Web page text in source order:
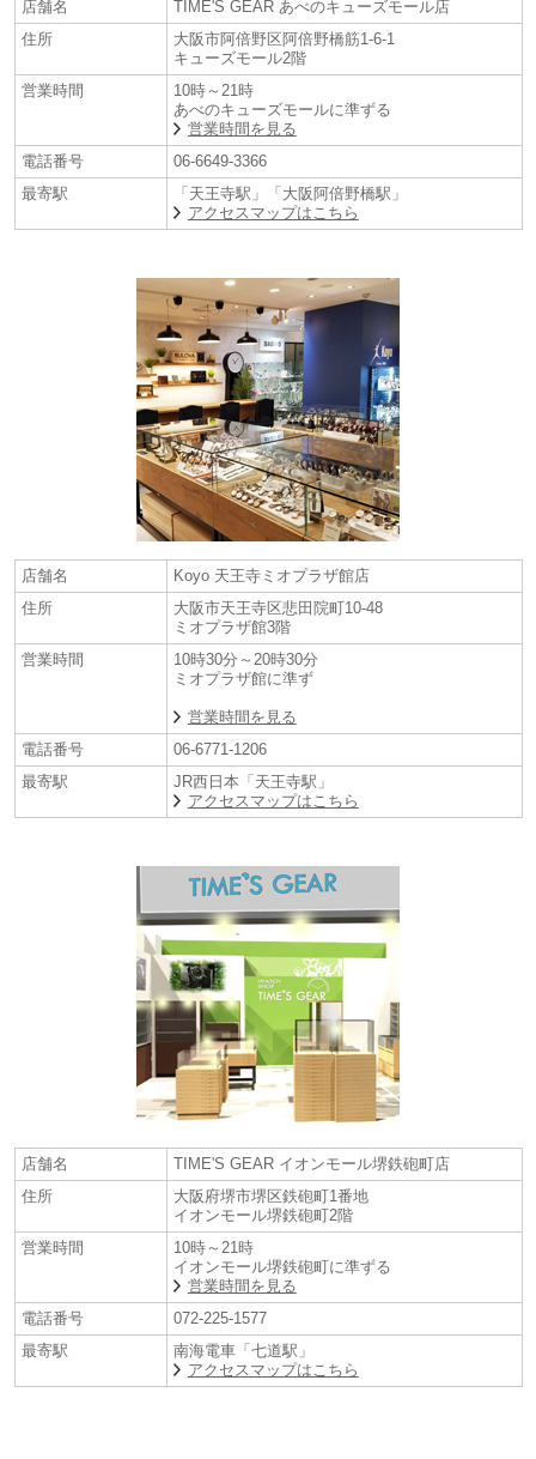
セイコーがグローバルに展開する主力コレクションを豊富に取り揃えた
店舗です。
セイコーグローバルブランド コアショップでのみ購入いただくことので
きる製品もあり、より充実した品揃えと豊富な製品知識をもつ店舗で
【LUKIA(ルキア)】
1995年に誕生し、今日まで女性のニーズをとらえたブランドとして、30
代の働く女性を中心に多くの方から支持されてきました。最先端技術に
よる高機能を搭載しながら、時代に合った心地よいデザインで、スマー
トに、前向きに、自分らしく毎日を送る女性の手元を彩り、その輝きを
最大限に引き出します。ブランド名“LUKIA”は、L＝Lucid（輝く）、U＝
Unison（調和）、K＝Keen（はつらつとした）、I＝Intellectual（知的
な）、A＝Active（活動的な）の頭文字を組み合わせた造語です。
*現金支払いでレジにて更にお得なキャッシュ割５％OFF！！
（一部対象外がございます各店舗に詳しくは各店舗にお問合せ下さいま
せ）
【Koyo天王寺ミオプラザ館店】グローバルブランド コアショップ
〒543-0055 大阪府大阪市天王寺区悲田院町10-48天王寺ミオプラザ館 3階
(アクセスマップ)
TEL/FAX:06-6771-1206
〒545-0052 大阪府大阪市阿倍野区阿倍野筋1-6-1 あべのキューズモール
TEL/FAX:06-6649-3366
【TIME’S GEAR イオンモール堺鉄砲町店】グローバルブランド コア
〒590-0905 大阪府堺市堺区鉄砲町1番地 イオンモール堺鉄砲町2階
TEL/FAX:072-225-1577
店舗名
TIME'S GEAR あべのキューズモール店
住所
大阪市阿倍野区阿倍野橋筋1-6-1
キューズモール2階
営業時間
10時～21時
あべのキューズモールに準ずる
営業時間を見る
電話番号
06-6649-3366
最寄駅
「天王寺駅」「大阪阿倍野橋駅」
アクセスマップはこちら
店舗名
Koyo 天王寺ミオプラザ館店
住所
大阪市天王寺区悲田院町10-48
ミオプラザ館3階
営業時間
10時30分～20時30分
ミオプラザ館に準ず
営業時間を見る
電話番号
06-6771-1206
最寄駅
JR西日本「天王寺駅」
アクセスマップはこちら
店舗名
TIME'S GEAR イオンモール堺鉄砲町店
住所
大阪府堺市堺区鉄砲町1番地
イオンモール堺鉄砲町2階
営業時間
10時～21時
イオンモール堺鉄砲町に準ずる
営業時間を見る
電話番号
072-225-1577
最寄駅
南海電車「七道駅」
アクセスマップはこちら